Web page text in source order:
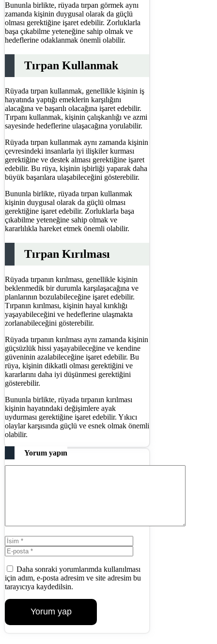
Bununla birlikte, rüyada tırpan görmek aynı
zamanda kişinin duygusal olarak da güçlü
olması gerektiğine işaret edebilir. Zorluklarla
başa çıkabilme yeteneğine sahip olmak ve
hedeflerine odaklanmak önemli olabilir.
Tırpan Kullanmak
Rüyada tırpan kullanmak, genellikle kişinin iş
hayatında yaptığı emeklerin karşılığını
alacağına ve başarılı olacağına işaret edebilir.
Tırpanı kullanmak, kişinin çalışkanlığı ve azmi
sayesinde hedeflerine ulaşacağına yorulabilir.
Rüyada tırpan kullanmak aynı zamanda kişinin
çevresindeki insanlarla iyi ilişkiler kurması
gerektiğine ve destek alması gerektiğine işaret
edebilir. Bu rüya, kişinin işbirliği yaparak daha
büyük başarılara ulaşabileceğini gösterebilir.
Bununla birlikte, rüyada tırpan kullanmak
kişinin duygusal olarak da güçlü olması
gerektiğine işaret edebilir. Zorluklarla başa
çıkabilme yeteneğine sahip olmak ve
kararlılıkla hareket etmek önemli olabilir.
Tırpan Kırılması
Rüyada tırpanın kırılması, genellikle kişinin
beklenmedik bir durumla karşılaşacağına ve
planlarının bozulabileceğine işaret edebilir.
Tırpanın kırılması, kişinin hayal kırıklığı
yaşayabileceğini ve hedeflerine ulaşmakta
zorlanabileceğini gösterebilir.
Rüyada tırpanın kırılması aynı zamanda kişinin
güçsüzlük hissi yaşayabileceğine ve kendine
güveninin azalabileceğine işaret edebilir. Bu
rüya, kişinin dikkatli olması gerektiğini ve
kararlarını daha iyi düşünmesi gerektiğini
gösterebilir.
Bununla birlikte, rüyada tırpanın kırılması
kişinin hayatındaki değişimlere ayak
uydurması gerektiğine işaret edebilir. Yıkıcı
olaylar karşısında güçlü ve esnek olmak önemli
olabilir.
Yorum yapın
İsim
posta
sitesi
Daha sonraki yorumlarımda kullanılması
için adım, e-posta adresim ve site adresim bu
tarayıcıya kaydedilsin.